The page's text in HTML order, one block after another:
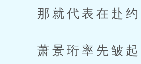
那就代表在赴约之
萧景珩率先皱起